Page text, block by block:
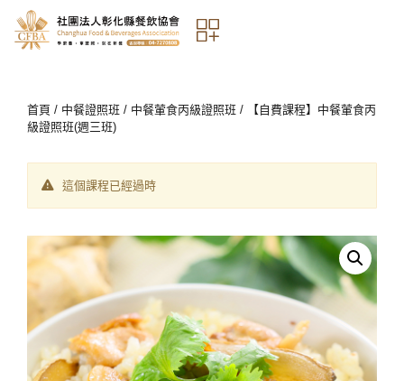
首頁 / 中餐證照班 / 中餐葷食丙級證照班 / 【自費課程】中餐葷食丙
級證照班(週三班)
這個課程已經過時